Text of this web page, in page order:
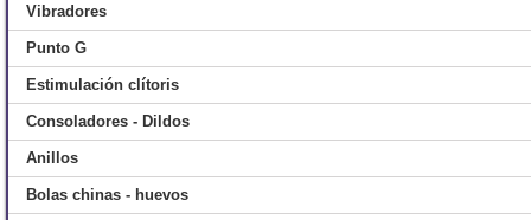
Vibradores
Punto G
Estimulación clítoris
Consoladores - Dildos
Anillos
Bolas chinas - huevos